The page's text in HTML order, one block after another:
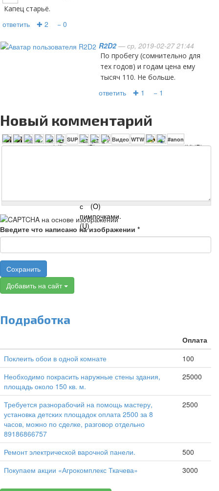
Капец старьё.
ответить ✚ 2 − 0
R2D2— ср, 2019-02-27 21:44
По пробегу (сомнительно для
тех годов) и годам цена ему
тысяч 110. Не больше.
ответить ✚ 1 − 1
Новый комментарий
Введите что написано на изображении *
Сохранить
Добавить на сайт
Подработка
Оплата
Поклеить обои в одной комнате
100
Необходимо покрасить наружные стены здания,
площадь около 150 кв. м.
25000
Требуется разнорабочий на помощь мастеру,
установка детских площадок оплата 2500 за 8
часов, можно по сделке, разговор отдельно
89186866757
2500
Ремонт электрической варочной панели.
500
Покупаем акции «Агрокомплекс Ткачева»
3000